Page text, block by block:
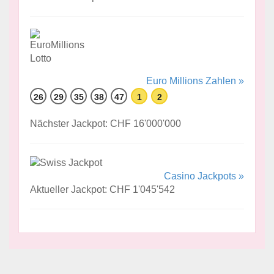
Euro Millions Zahlen »
26 29 35 38 47 1 2
Nächster Jackpot: CHF 16'000'000
Casino Jackpots »
Aktueller Jackpot: CHF 1'045'542